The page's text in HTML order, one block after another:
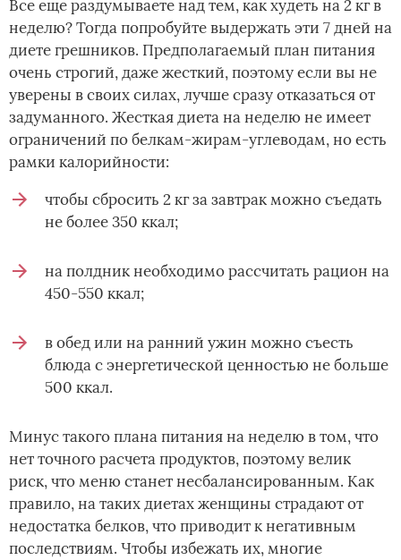
Все еще раздумываете над тем, как худеть на 2 кг в
неделю? Тогда попробуйте выдержать эти 7 дней на
диете грешников. Предполагаемый план питания
очень строгий, даже жесткий, поэтому если вы не
уверены в своих силах, лучше сразу отказаться от
задуманного. Жесткая диета на неделю не имеет
ограничений по белкам-жирам-углеводам, но есть
рамки калорийности:
чтобы сбросить 2 кг за завтрак можно съедать
не более 350 ккал;
на полдник необходимо рассчитать рацион на
450-550 ккал;
в обед или на ранний ужин можно съесть
блюда с энергетической ценностью не больше
500 ккал.
Минус такого плана питания на неделю в том, что
нет точного расчета продуктов, поэтому велик
риск, что меню станет несбалансированным. Как
правило, на таких диетах женщины страдают от
недостатка белков, что приводит к негативным
последствиям. Чтобы избежать их, многие